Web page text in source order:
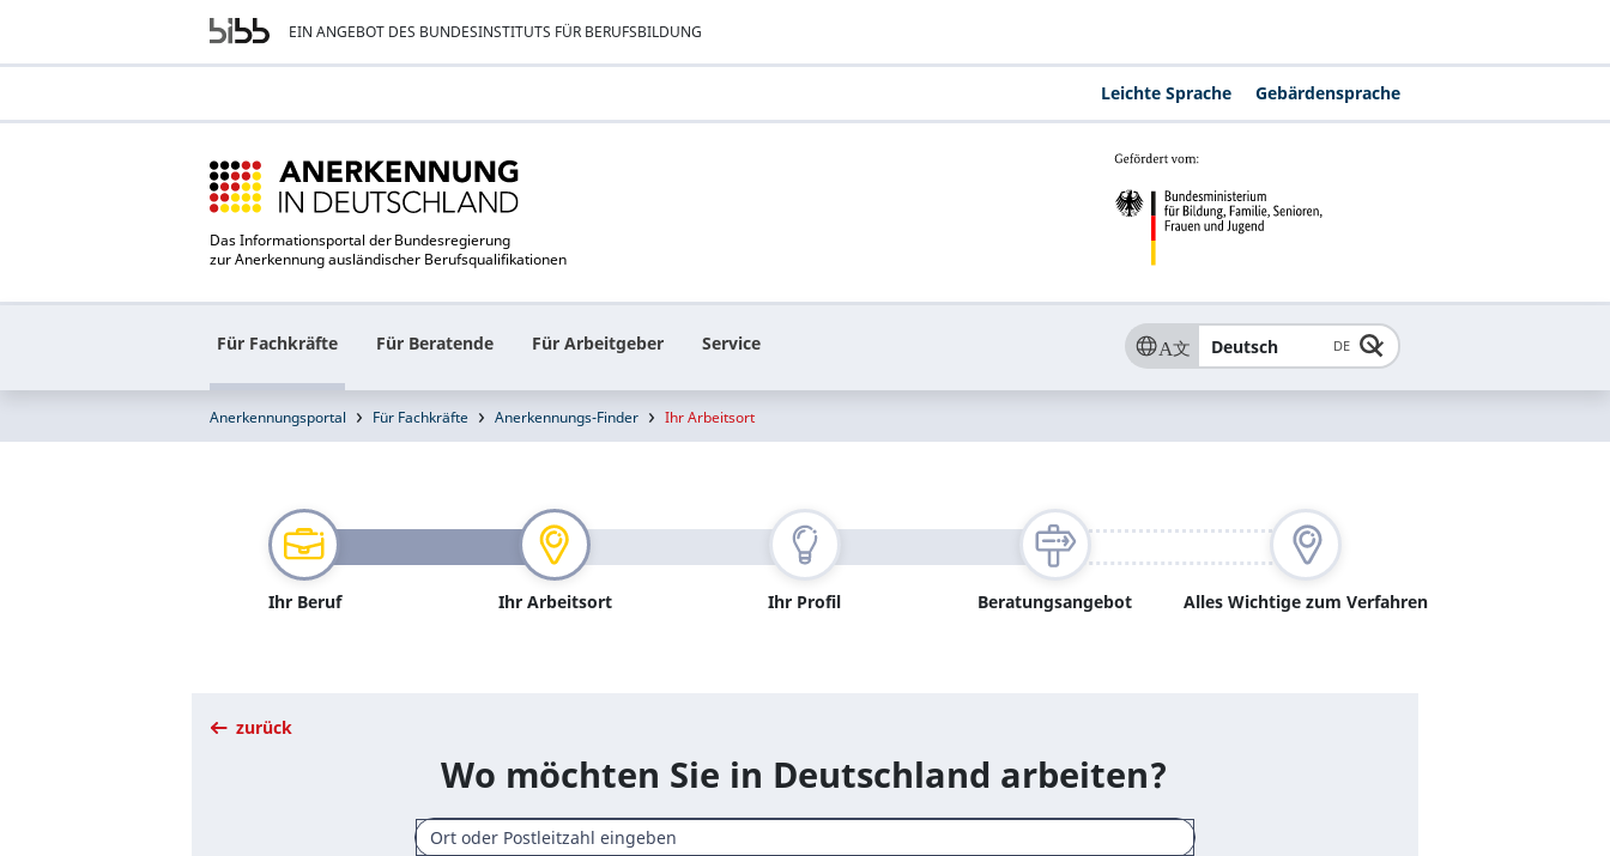
EIN ANGEBOT DES BUNDESINSTITUTS FÜR BERUFSBILDUNG
Leichte Sprache Gebärdensprache
Das Informationsportal der Bundesregierung
zur Anerkennung ausländischer Berufsqualifikationen
Für Fachkräfte Für Beratende Für Arbeitgeber Service Deutsch DE
Anerkennungsportal Für Fachkräfte Anerkennungs-Finder Ihr Arbeitsort
Ihr Beruf Ihr Arbeitsort Ihr Profil Beratungsangebot Alles Wichtige zum Verfahren
zurück
Wo möchten Sie in Deutschland arbeiten?